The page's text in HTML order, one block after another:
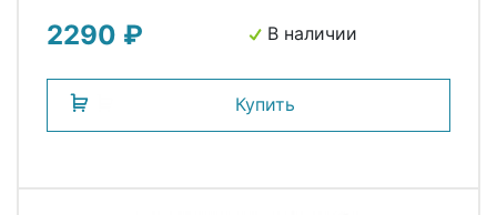
2290 ₽ В наличии
Купить